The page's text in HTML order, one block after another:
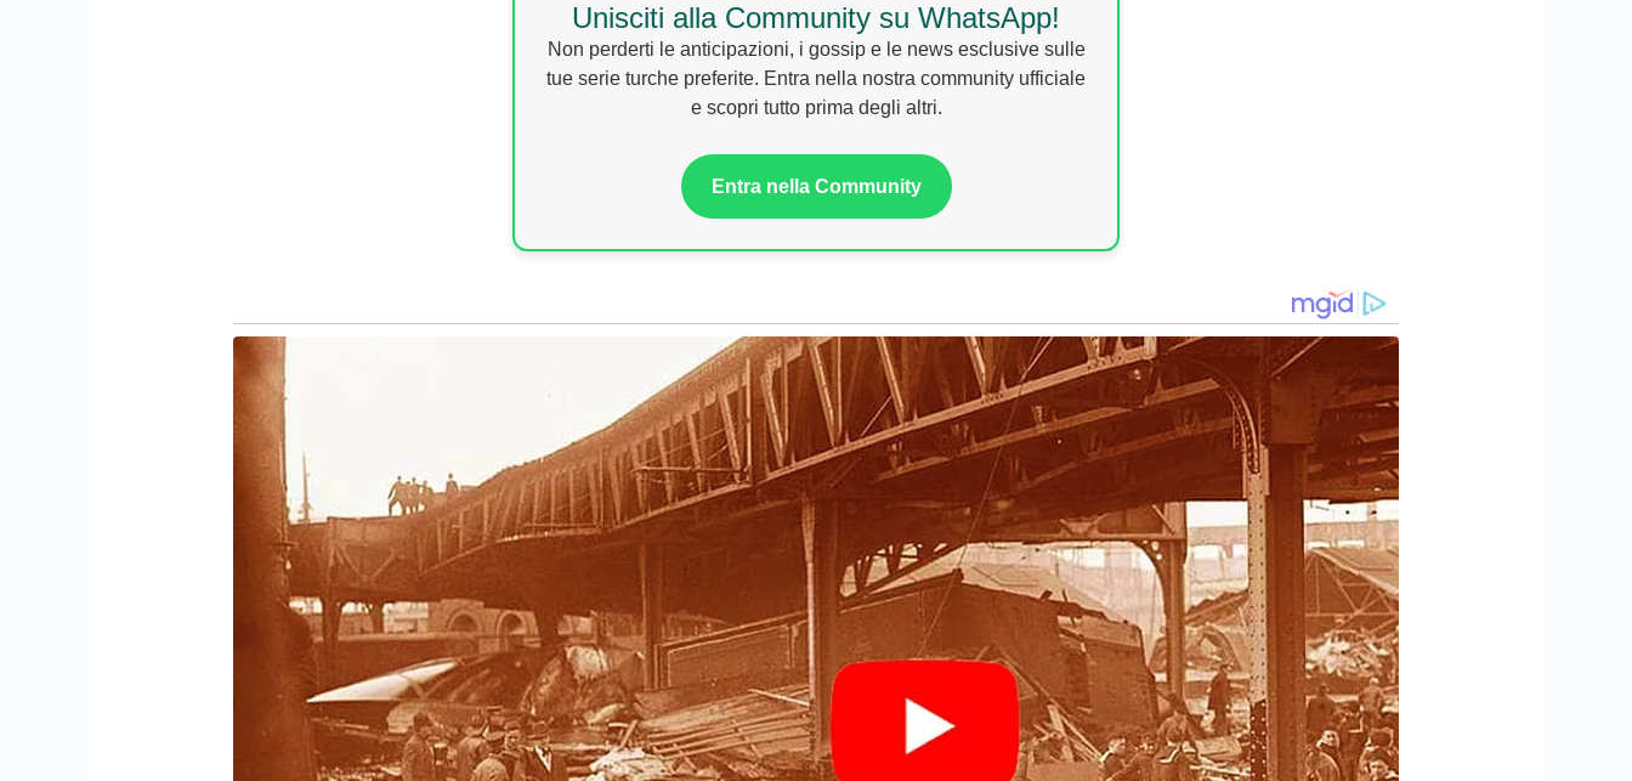
Unisciti alla Community su WhatsApp!
Non perderti le anticipazioni, i gossip e le news esclusive sulle
tue serie turche preferite. Entra nella nostra community ufficiale
e scopri tutto prima degli altri.
Entra nella Community